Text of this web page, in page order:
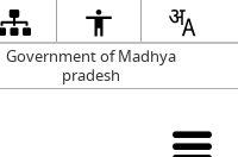
Government of Madhya
pradesh